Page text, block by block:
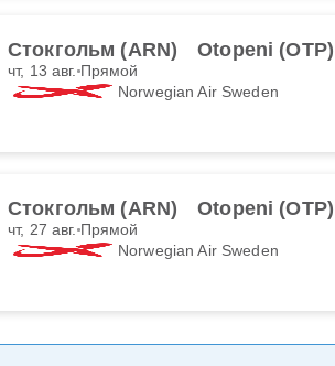
Стокгольм (ARN) Otopeni (OTP)
чт, 13 авг. Прямой
Norwegian Air Sweden
Стокгольм (ARN) Otopeni (OTP)
чт, 27 авг. Прямой
Norwegian Air Sweden